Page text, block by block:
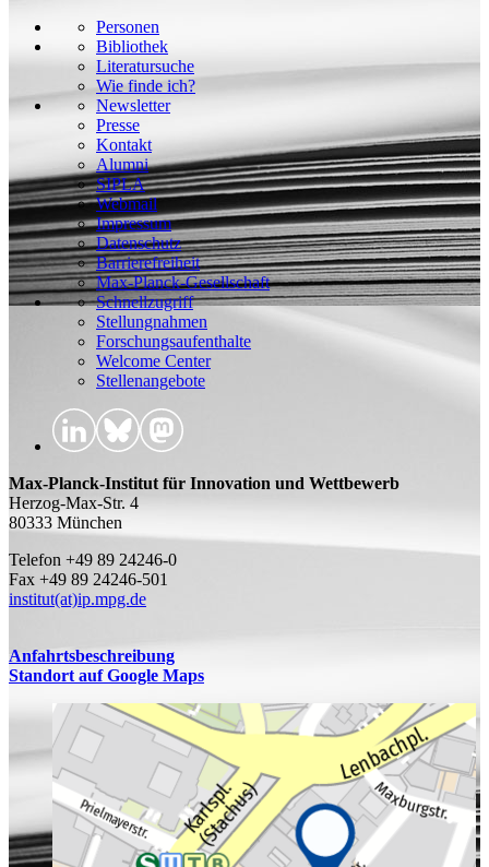
Personen
Bibliothek
Literatursuche
Wie finde ich?
Newsletter
Presse
Kontakt
Alumni
SIPLA
Webmail
Impressum
Datenschutz
Barrierefreiheit
Max-Planck-Gesellschaft
Schnellzugriff
Stellungnahmen
Forschungsaufenthalte
Welcome Center
Stellenangebote
Max-Planck-Institut für Innovation und Wettbewerb
Herzog-Max-Str. 4
80333 München
Telefon +49 89 24246-0
Fax +49 89 24246-501
institut(at)ip.mpg.de
Anfahrtsbeschreibung
Standort auf Google Maps